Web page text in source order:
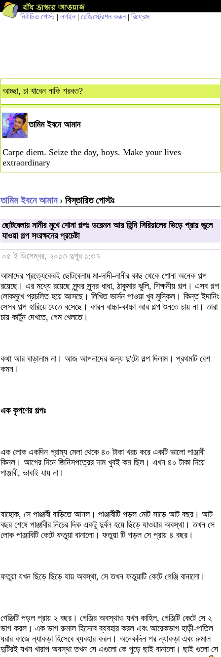
নির্বাচিত পোস্ট| লগইন | রেজিস্ট্রেশন করুন | রিফ্রেস
আচ্ছা, চা খাবেন নাকি শরবত?
তামিম ইবনে আমান
Carpe diem. Seize the day, boys. Make your lives
extraordinary
তামিম ইবনে আমান› বিস্তারিত পোস্টঃ
ছোটবেলায় নানীর মুখে শোনা গল্পঃ ডরেমন আর হিন্দি সিরিয়ালের ভিড়ে প্রায় ভুলে
যাওয়া গল্প সংরক্ষনের প্রচেষ্টা
০৫ ই ডিসেম্বর, ২০১৩ দুপুর ১:৩৭
আমাদের প্রত্যেকেরই ছোটবেলায় মা-দাদী-নানীর কাছ থেকে শোনা অনেক গল্প
রয়েছে। এর মধ্যে রয়েছে সুন্দর সুন্দর ধাধা, ঠাকুমার ঝুলি, শিক্ষনীয় গল্প। এসব গল্প
লোকমুখে প্রচলিত হয়ে আসছে। লিখিত ভার্সন পাওয়া খুব মুস্কিল। কিন্ত ইদানিং
সেসব গল্প হারিয়ে যেতে বসেছে। কারন বাচ্চা-কাচ্চা আর গল্প শুনতে চায় না। তারা
চায় কার্টুন দেখতে, গেম খেলতে।
কথা আর বাড়ালাম না। আজ আপনাদের জন্য দু'টো গল্প দিলাম। প্রথমটি বেশ
কমন।
এক কৃপণের গল্পঃ
এক লোক একদিন গ্রাম্য মেলা থেকে ৪০ টাকা খরচ করে একটি ভালো পাঞ্জাবী
কিনল। আগের দিনে জিনিসপত্রের দাম খুবই কম ছিল। এখন ৪০ টাকা দিয়ে
পাঞ্জাবী, ভাবাই যায় না।
যাহোক, সে পাঞ্জাবী বাড়িতে আনল। পাঞ্জাবীটি পড়ল মোট সাড়ে আট বছর। আট
বছর শেষে পাঞ্জাবীর নিচের দিক একটু দুর্বল হয়ে ছিড়ে যাওয়ার অবস্থা। তখন সে
লোক পাঞ্জাবিটি কেটে ফতুয়া বানালো। ফতুয়া টি পড়ল সে প্রায় ৪ বছর।
ফতুয়া যখন ছিড়ে ছিড়ে যায় অবস্থা, সে তখন ফতুয়াটি কেটে গেঞ্জি বানালো।
গেঞ্জিটি পড়ল প্রায় ২ বছর। গেঞ্জির অবস্থাও যখন কাহিল, গেঞ্জিটি কেটে সে ২
ভাগ করল। এক ভাগ রুমাল হিসেবে ব্যবহার করল এবং আরেকভাগ হাড়ী-পাতিল
ধরার কাজে ন্যাকড়া হিসেবে ব্যবহার করল। অনেকদিন পর ন্যাকড়া এবং রুমাল
দুটিরই যখন খারাপ অবস্থা তখন সে এগুলো কে পুড়ে ছাই বানালো। ছাই গুলো সে